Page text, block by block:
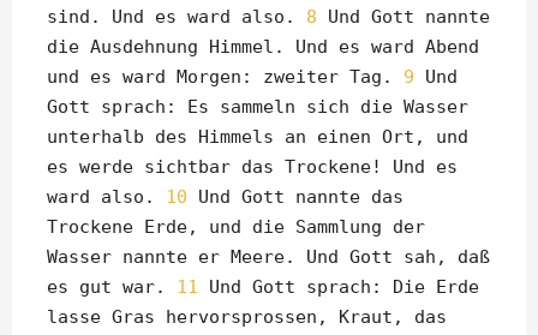
sind. Und es ward also. 8 Und Gott nannte
die Ausdehnung Himmel. Und es ward Abend
und es ward Morgen: zweiter Tag. 9 Und
Gott sprach: Es sammeln sich die Wasser
unterhalb des Himmels an einen Ort, und
es werde sichtbar das Trockene! Und es
ward also. 10 Und Gott nannte das
Trockene Erde, und die Sammlung der
Wasser nannte er Meere. Und Gott sah, daß
es gut war. 11 Und Gott sprach: Die Erde
lasse Gras hervorsprossen, Kraut, das